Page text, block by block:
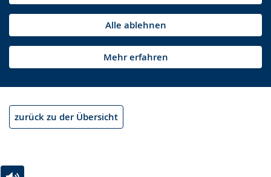
Alle ablehnen
Mehr erfahren
zurück zu der Übersicht